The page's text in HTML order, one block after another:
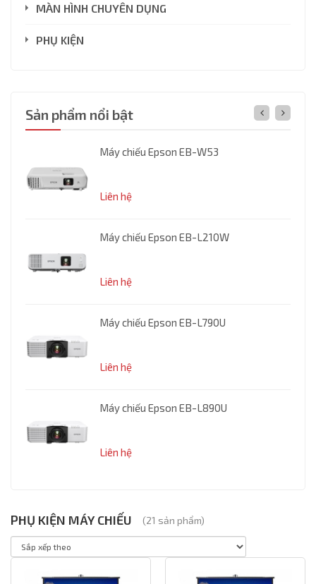
MÀN HÌNH CHUYÊN DỤNG
PHỤ KIỆN
Sản phẩm nổi bật
Máy chiếu Epson EB-W53
Liên hệ
Máy chiếu Epson EB-L210W
Liên hệ
Máy chiếu Epson EB-L790U
Liên hệ
Máy chiếu Epson EB-L890U
Liên hệ
PHỤ KIỆN MÁY CHIẾU (21 sản phẩm)